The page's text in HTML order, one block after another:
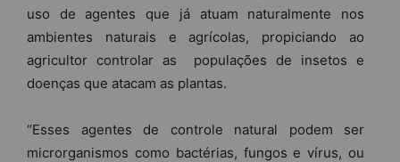
uso de agentes que já atuam naturalmente nos
ambientes naturais e agrícolas, propiciando ao
agricultor controlar as populações de insetos e
doenças que atacam as plantas.
“Esses agentes de controle natural podem ser
microrganismos como bactérias, fungos e vírus, ou